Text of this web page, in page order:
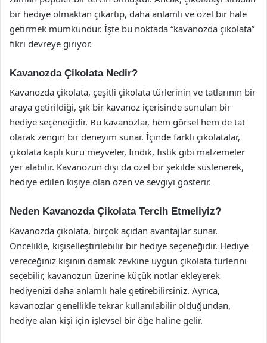
bir hediye olmaktan çıkartıp, daha anlamlı ve özel bir hale
getirmek mümkündür. İşte bu noktada “kavanozda çikolata”
fikri devreye giriyor.
Kavanozda Çikolata Nedir?
Kavanozda çikolata, çeşitli çikolata türlerinin ve tatlarının bir
araya getirildiği, şık bir kavanoz içerisinde sunulan bir
hediye seçeneğidir. Bu kavanozlar, hem görsel hem de tat
olarak zengin bir deneyim sunar. İçinde farklı çikolatalar,
çikolata kaplı kuru meyveler, fındık, fıstık gibi malzemeler
yer alabilir. Kavanozun dışı da özel bir şekilde süslenerek,
hediye edilen kişiye olan özen ve sevgiyi gösterir.
Neden Kavanozda Çikolata Tercih Etmeliyiz?
Kavanozda çikolata, birçok açıdan avantajlar sunar.
Öncelikle, kişiselleştirilebilir bir hediye seçeneğidir. Hediye
vereceğiniz kişinin damak zevkine uygun çikolata türlerini
seçebilir, kavanozun üzerine küçük notlar ekleyerek
hediyenizi daha anlamlı hale getirebilirsiniz. Ayrıca,
kavanozlar genellikle tekrar kullanılabilir olduğundan,
hediye alan kişi için işlevsel bir öğe haline gelir.